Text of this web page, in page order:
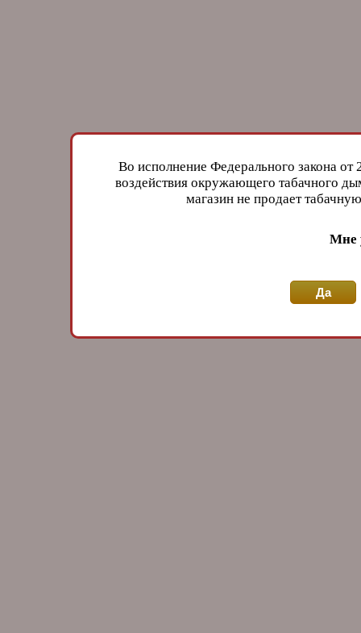
Во исполнение Федерального закона
воздействия окружающего табачного
магазин не продает
Мне
Да